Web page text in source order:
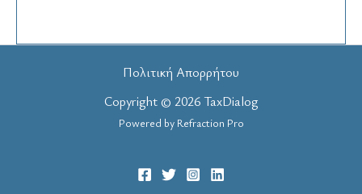
Πολιτική Απορρήτου
Copyright © 2026 TaxDialog
Powered by Refraction Pro